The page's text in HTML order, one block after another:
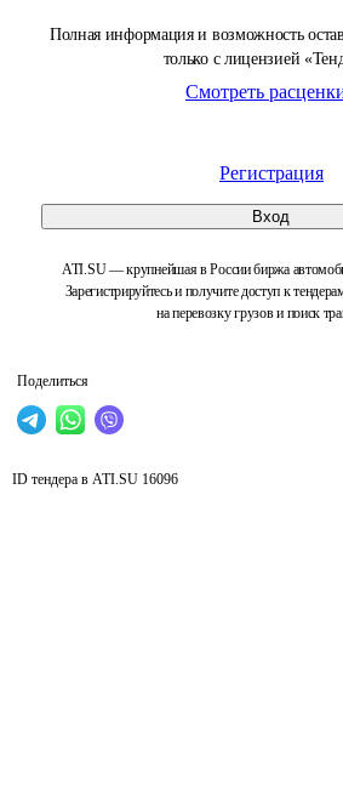
Полная информация и возможность
только с лицензией
Смотреть
Регистрация
Вход
ATI.SU — крупнейшая в России биржа
Зарегистрируйтесь и получите доступ к
на перевозку грузов и поиск
Поделиться
ID тендера в ATI.SU 16096